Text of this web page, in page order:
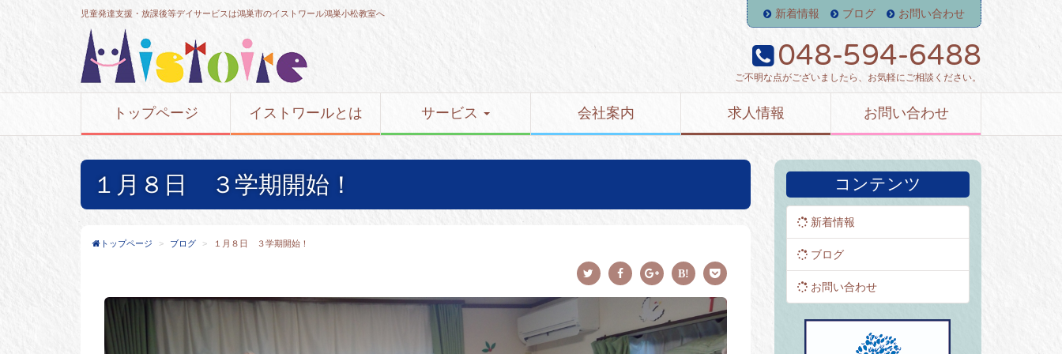
児童発達支援・放課後等デイサービスは鴻巣市のイストワール鴻巣小松教室へ 新着情報 ブログ お問い合わせ
048-594-6488
ご不明な点がございましたら、お気軽にご相談ください。
トップページ イストワールとは サービス 会社案内 求人情報 お問い合わせ
１月８日 ３学期開始！
トップページ ブログ １月８日 ３学期開始！
コンテンツ
新着情報
ブログ
お問い合わせ